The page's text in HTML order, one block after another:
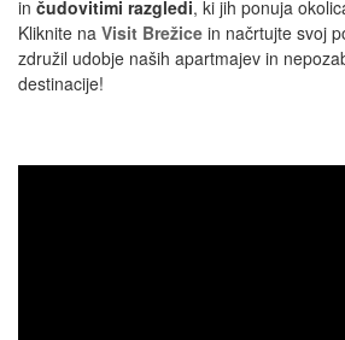
in čudovitimi razgledi, ki jih ponuja
Kliknite na Visit Brežice in načrtujte svoj
združil udobje naših apartmajev in
destinacije!